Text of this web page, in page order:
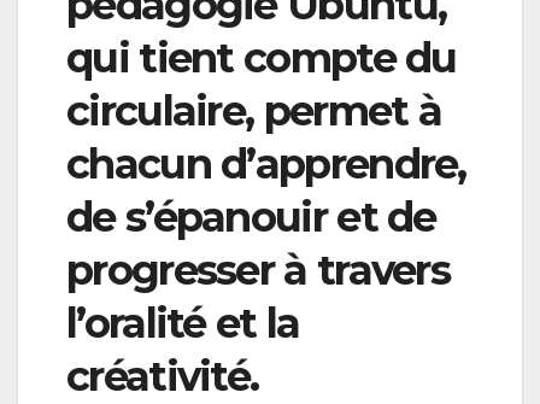
qui tient compte du
circulaire, permet à
chacun d’apprendre,
de s’épanouir et de
progresser à travers
l’oralité et la
créativité.